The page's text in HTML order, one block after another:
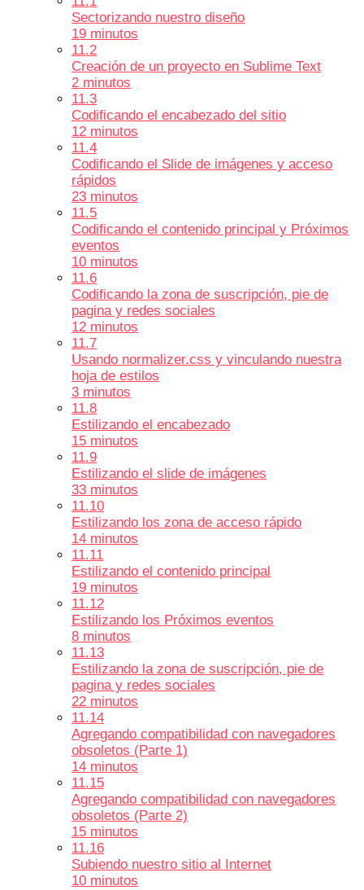
Sectorizando nuestro diseño
19 minutos
11.2
Creación de un proyecto en Sublime Text
2 minutos
11.3
Codificando el encabezado del sitio
12 minutos
11.4
Codificando el Slide de imágenes y acceso
rápidos
23 minutos
11.5
Codificando el contenido principal y Próximos
eventos
10 minutos
11.6
Codificando la zona de suscripción, pie de
pagina y redes sociales
12 minutos
11.7
Usando normalizer.css y vinculando nuestra
hoja de estilos
3 minutos
11.8
Estilizando el encabezado
15 minutos
11.9
Estilizando el slide de imágenes
33 minutos
11.10
Estilizando los zona de acceso rápido
14 minutos
11.11
Estilizando el contenido principal
19 minutos
11.12
Estilizando los Próximos eventos
8 minutos
11.13
Estilizando la zona de suscripción, pie de
pagina y redes sociales
22 minutos
11.14
Agregando compatibilidad con navegadores
obsoletos (Parte 1)
14 minutos
11.15
Agregando compatibilidad con navegadores
obsoletos (Parte 2)
15 minutos
11.16
Subiendo nuestro sitio al Internet
10 minutos